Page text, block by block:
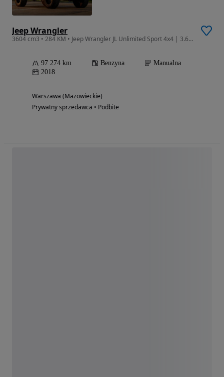
Jeep Wrangler
3604 cm3 • 284 KM • Jeep Wrangler JL Unlimited Sport 4x4 | 3.6 V6 Manual | Sting Gray
97 274 km Benzyna
Manualna
2018
Warszawa (Mazowieckie)
Prywatny sprzedawca • Podbite